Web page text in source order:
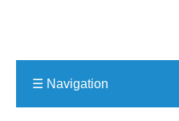
☰ Navigation